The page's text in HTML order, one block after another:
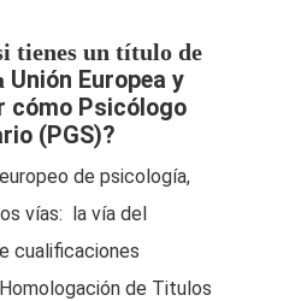
tienes un título de
Unión Europea y
cómo Psicólogo
(PGS)?
de psicología,
vías: la vía del
cualificaciones
de Titulos